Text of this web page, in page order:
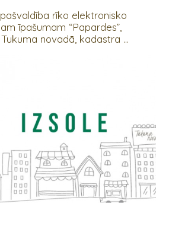
rīko elektronisko
īpašumam “Papardes”,
novadā, kadastra ...